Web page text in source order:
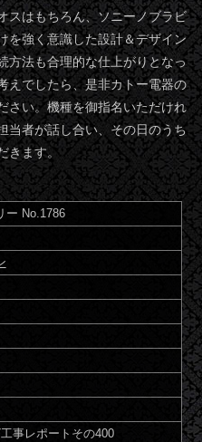
スはもちろん、ソニーノブラビ
を強く意識した設計＆デザイン
方法も合理的な仕上がりとなっ
えでしたら、是非カトー電器の
さい。機種を御指名いただけれ
当者が話し合い、その日のうち
きます。
ー No.1786
事レポートその400